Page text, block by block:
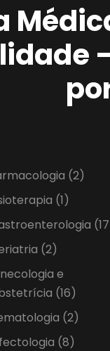
(2)
(1)
(2)
e
(16)
(2)
(8)